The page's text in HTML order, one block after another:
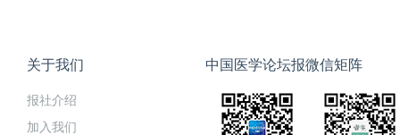
关于我们
报社介绍
加入我们
中国医学论坛报微信矩阵